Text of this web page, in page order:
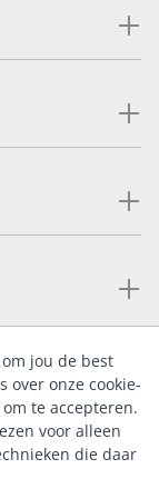
jou de best
over onze cookie-
te accepteren.
voor alleen
die daar